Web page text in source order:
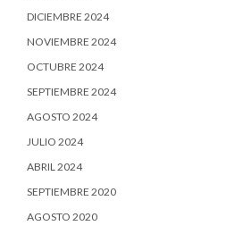
DICIEMBRE 2024
NOVIEMBRE 2024
OCTUBRE 2024
SEPTIEMBRE 2024
AGOSTO 2024
JULIO 2024
ABRIL 2024
SEPTIEMBRE 2020
AGOSTO 2020